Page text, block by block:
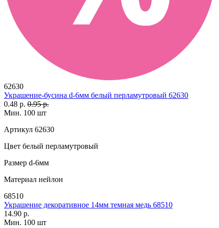
62630
Украшение-бусина d-6мм белый перламутровый 62630
0.48 р. 0.95 р.
Мин. 100 шт
Артикул 62630
Цвет белый перламутровый
Размер d-6мм
Материал нейлон
68510
Украшение декоративное 14мм темная медь 68510
14.90 р.
Мин. 100 шт